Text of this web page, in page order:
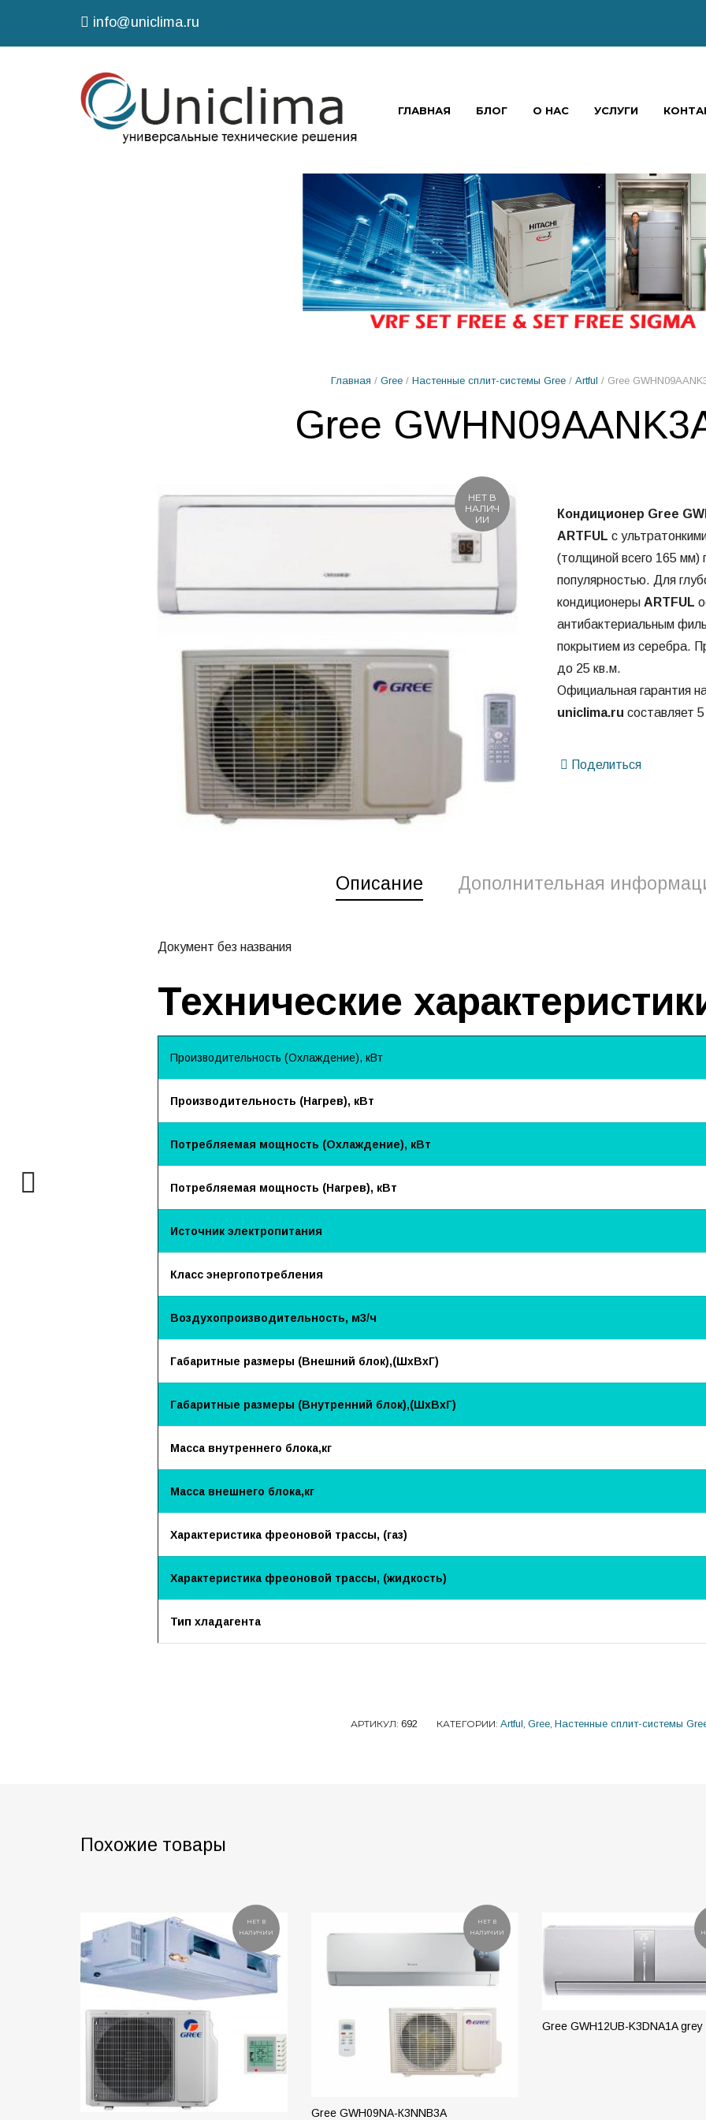
info@uniclima.ru
ГЛАВНАЯ БЛОГ О НАС УСЛУГИ
Главная / Gree / Настенные сплит-системы Gree / Artful / Gree
Gree
НЕТ В
НАЛИЧ
ИИ
Кондиционер Gree
ARTFUL с
(толщиной всего 165 мм)
популярностью. Для
кондиционеры ARTFUL
антибактериальным
покрытием из серебра.
до 25 кв.м.
Официальная гарантия
uniclima.ru составляет
Поделиться
Описание Дополнительная
Документ без названия
Технические
Производительность (Охлаждение), кВт
Производительность (Нагрев), кВт
Потребляемая мощность (Охлаждение), кВт
Потребляемая мощность (Нагрев), кВт
Источник электропитания
Класс энергопотребления
Воздухопроизводительность, м3/ч
Габаритные размеры (Внешний блок),(ШхВхГ)
Габаритные размеры (Внутренний блок),(ШхВхГ)
Масса внутреннего блока,кг
Масса внешнего блока,кг
Характеристика фреоновой трассы, (газ)
Характеристика фреоновой трассы, (жидкость)
Тип хладагента
АРТИКУЛ: 692 КАТЕГОРИИ: Artful Gree Настенные сплит-системы
Похожие товары
НЕТ В
НАЛИЧИИ
НЕТ В
НАЛИЧИИ
Gree GWH09NА-К3NNB3A
Gree GWH12UB-K3DNA1A grey